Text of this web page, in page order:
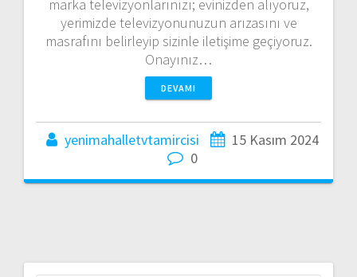
marka televizyonlarınızı; evinizden alıyoruz,
yerimizde televizyonunuzun arızasını ve
masrafını belirleyip sizinle iletişime geçiyoruz.
Onayınız…
DEVAMI
yenimahalletvtamircisi
15 Kasım 2024
0